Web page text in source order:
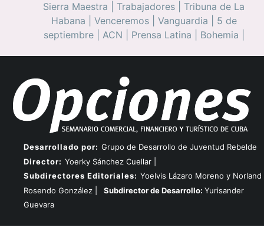
Sierra Maestra
Trabajadores
Tribuna de La
Habana
Venceremos| Vanguardia
5 de
septiembre| ACN Prensa Latina Bohemia
Desarrollado por: Grupo de Desarrollo de Juventud Rebelde
Director: Yoerky Sánchez Cuellar |
Subdirectores Editoriales: Yoelvis Lázaro Moreno y Norland
Rosendo González |
Subdirector de Desarrollo: Yurisander
Guevara